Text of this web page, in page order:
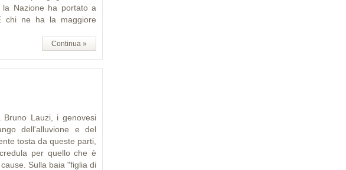
la Nazione ha portato a
chi ne ha la maggiore
Continua »
Bruno Lauzi, i genovesi
dell'alluvione e del
tosta da queste parti,
per quello che è
Sulla baia "figlia di